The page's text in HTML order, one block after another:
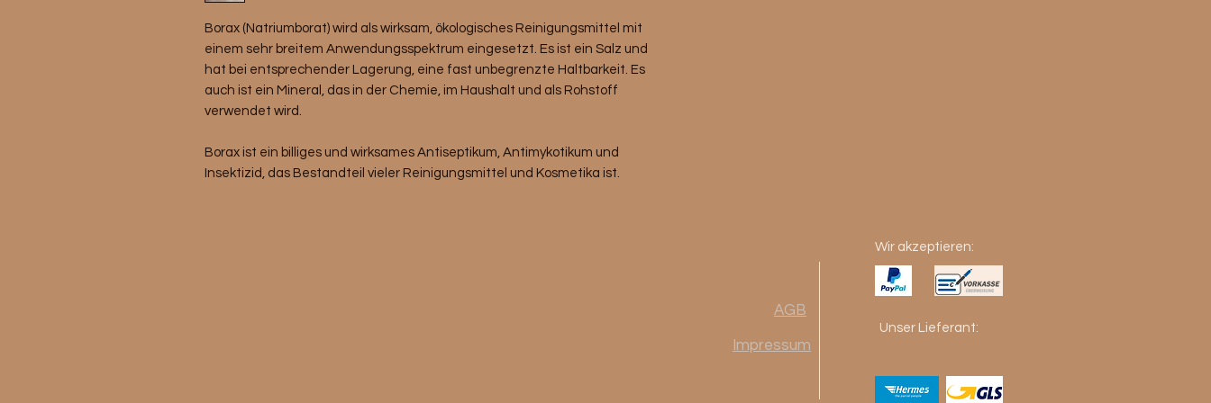
Borax (Natriumborat) wird als wirksam, ökologisches Reinigungsmittel mit
einem sehr breitem Anwendungsspektrum eingesetzt. Es ist ein Salz und
hat bei entsprechender Lagerung, eine fast unbegrenzte Haltbarkeit. Es
auch ist ein Mineral, das in der Chemie, im Haushalt und als Rohstoff
verwendet wird.
Borax ist ein billiges und wirksames Antiseptikum, Antimykotikum und
Insektizid, das Bestandteil vieler Reinigungsmittel und Kosmetika ist.
Wir akzeptieren:
AGB
Unser Lieferant:
Impressum